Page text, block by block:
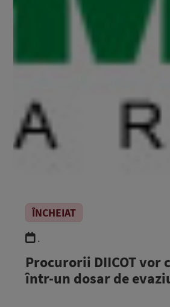
ÎNCHEIAT
.
Procurorii DIICOT
într-un dosar de